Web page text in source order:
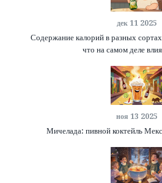
дек 11 2025
Содержание калорий в разных
что на самом деле
ноя 13 2025
Мичелада: пивной коктейль